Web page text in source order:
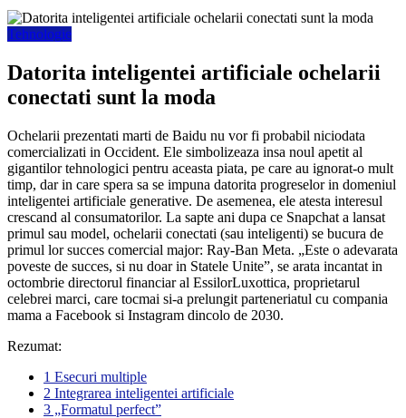
Tehnologie
Datorita inteligentei artificiale ochelarii
conectati sunt la moda
Ochelarii prezentati marti de Baidu nu vor fi probabil niciodata
comercializati in Occident. Ele simbolizeaza insa noul apetit al
gigantilor tehnologici pentru aceasta piata, pe care au ignorat-o mult
timp, dar in care spera sa se impuna datorita progreselor in domeniul
inteligentei artificiale generative. De asemenea, ele atesta interesul
crescand al consumatorilor. La sapte ani dupa ce Snapchat a lansat
primul sau model, ochelarii conectati (sau inteligenti) se bucura de
primul lor succes comercial major: Ray-Ban Meta. „Este o adevarata
poveste de succes, si nu doar in Statele Unite”, se arata incantat in
octombrie directorul financiar al EssilorLuxottica, proprietarul
celebrei marci, care tocmai si-a prelungit parteneriatul cu compania
mama a Facebook si Instagram dincolo de 2030.
Rezumat:
1 Esecuri multiple
2 Integrarea inteligentei artificiale
3 „Formatul perfect”